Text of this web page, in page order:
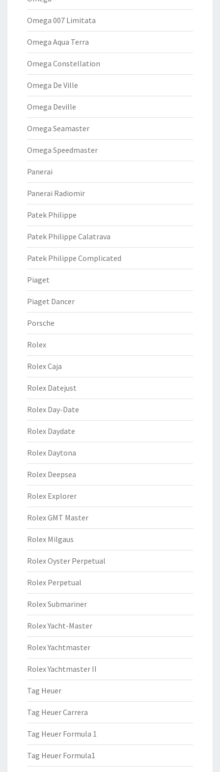
Omega 007 Limitata
Omega Aqua Terra
Omega Constellation
Omega De Ville
Omega Deville
Omega Seamaster
Omega Speedmaster
Panerai
Panerai Radiomir
Patek Philippe
Patek Philippe Calatrava
Patek Philippe Complicated
Piaget
Piaget Dancer
Porsche
Rolex
Rolex Caja
Rolex Datejust
Rolex Day-Date
Rolex Daydate
Rolex Daytona
Rolex Deepsea
Rolex Explorer
Rolex GMT Master
Rolex Milgaus
Rolex Oyster Perpetual
Rolex Perpetual
Rolex Submariner
Rolex Yacht-Master
Rolex Yachtmaster
Rolex Yachtmaster II
Tag Heuer
Tag Heuer Carrera
Tag Heuer Formula 1
Tag Heuer Formula1